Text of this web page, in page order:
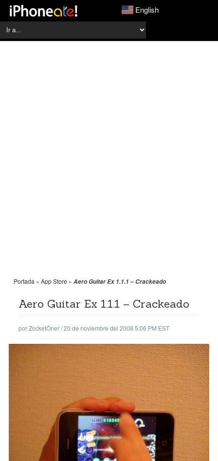
English
Portada » App Store » Aero Guitar Ex 1.1.1 – Crackeado
Aero Guitar Ex 1.1.1 – Crackeado
porZocketÖner/20 de noviembre del 2008 5:06 PM EST